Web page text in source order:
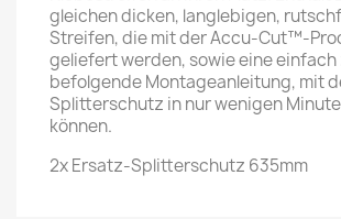
gleichen dicken, langlebigen,
Streifen, die mit der Accu-Cut™-
geliefert werden, sowie eine einfach
befolgende Montageanleitung, mit
Splitterschutz in nur wenigen
können.
2xErsatz-Splitterschutz 635mm